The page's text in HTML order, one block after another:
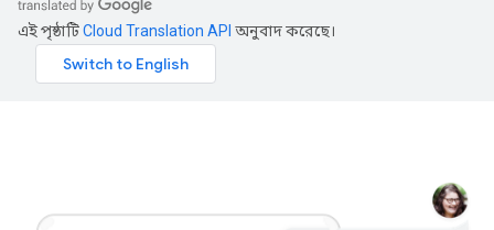
এই পৃষ্ঠাটিCloud Translation API অনুবাদ করেছে।